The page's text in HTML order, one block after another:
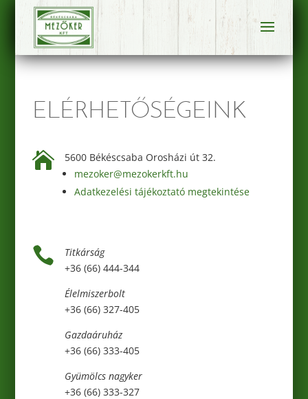
ELÉRHETŐSÉGEINK

5600 Békéscsaba Orosházi út 32.
mezoker@mezokerkft.hu
Adatkezelési tájékoztató megtekintése

Titkárság
+36 (66) 444-344
Élelmiszerbolt
+36 (66) 327-405
Gazdaáruház
+36 (66) 333-405
Gyümölcs nagyker
+36 (66) 333-327